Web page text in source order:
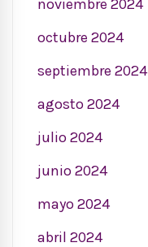
noviembre 2024
octubre 2024
septiembre 2024
agosto 2024
julio 2024
junio 2024
mayo 2024
abril 2024